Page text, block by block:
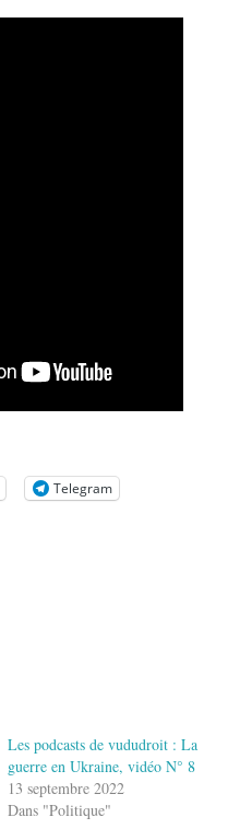
Telegram
Les podcasts de vududroit : La
guerre en Ukraine, vidéo N° 8
13 septembre 2022
Dans "Politique"